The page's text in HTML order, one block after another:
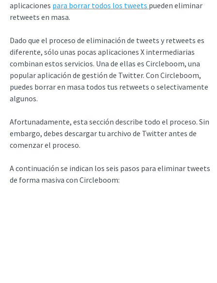
aplicaciones para borrar todos los tweets pueden eliminar
retweets en masa.
Dado que el proceso de eliminación de tweets y retweets es
diferente, sólo unas pocas aplicaciones X intermediarias
combinan estos servicios. Una de ellas es Circleboom, una
popular aplicación de gestión de Twitter. Con Circleboom,
puedes borrar en masa todos tus retweets o selectivamente
algunos.
Afortunadamente, esta sección describe todo el proceso. Sin
embargo, debes descargar tu archivo de Twitter antes de
comenzar el proceso.
A continuación se indican los seis pasos para eliminar tweets
de forma masiva con Circleboom: